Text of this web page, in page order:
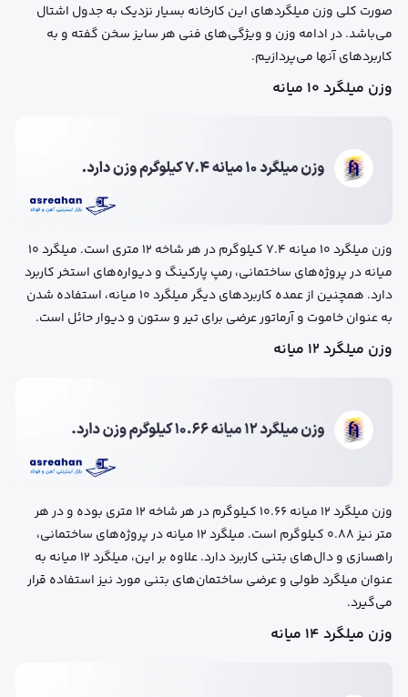
صورت کلی وزن میلگردهای این کارخانه بسیار نزدیک به جدول اشتال
می‌باشد. در ادامه وزن و ویژگی‌های فنی هر سایز سخن گفته و به
کاربردهای آنها می‌پردازیم.
وزن میلگرد ۱۰ میانه
وزن میلگرد ۱۰ میانه 7.4 کیلوگرم در هر شاخه 12 متری است. میلگرد ۱۰
میانه در پروژه‌های ساختمانی، رمپ پارکینگ و دیواره‌های استخر کاربرد
دارد. همچنین از عمده کاربردهای دیگر میلگرد ۱۰ میانه، استفاده شدن
به عنوان خاموت و آرماتور عرضی برای تیر و ستون و دیوار حائل است.
وزن میلگرد ۱۲ میانه
وزن میلگرد ۱۲ میانه ۱۰.۶۶ کیلوگرم در هر شاخه ۱۲ متری بوده و در هر
متر نیز ۰.۸۸ کیلوگرم است. میلگرد ۱۲ میانه در پروژه‌های ساختمانی،
راهسازی و دال‌های بتنی کاربرد دارد. علاوه بر این، میلگرد ۱۲ میانه به
عنوان میلگرد طولی و عرضی ساختمان‌های بتنی مورد نیز استفاده قرار
می‌گیرد.
وزن میلگرد 14 میانه